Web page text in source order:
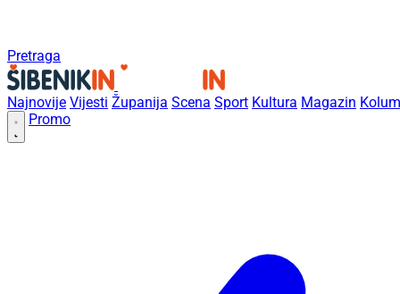
Pretraga
Najnovije Vijesti Županija Scena Sport Kultura Magazin
Promo